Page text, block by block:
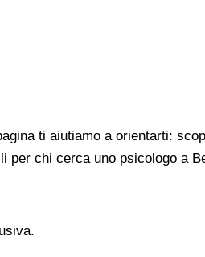
ti aiutiamo a orientarti:
per chi cerca uno psicologo a